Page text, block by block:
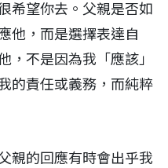
希望你去。父親是否如
他，而是選擇表達自
，不是因為我「應該」
的責任或義務，而純粹
親的回應有時會出乎我